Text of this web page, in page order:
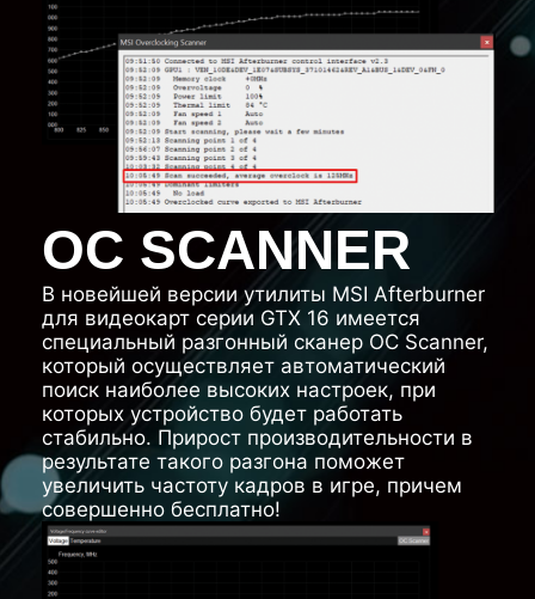
OC SCANNER
В новейшей версии утилиты MSI Afterburner
для видеокарт серии GTX 16 имеется
специальный разгонный сканер OC Scanner,
который осуществляет автоматический
поиск наиболее высоких настроек, при
которых устройство будет работать
стабильно. Прирост производительности в
результате такого разгона поможет
увеличить частоту кадров в игре, причем
совершенно бесплатно!